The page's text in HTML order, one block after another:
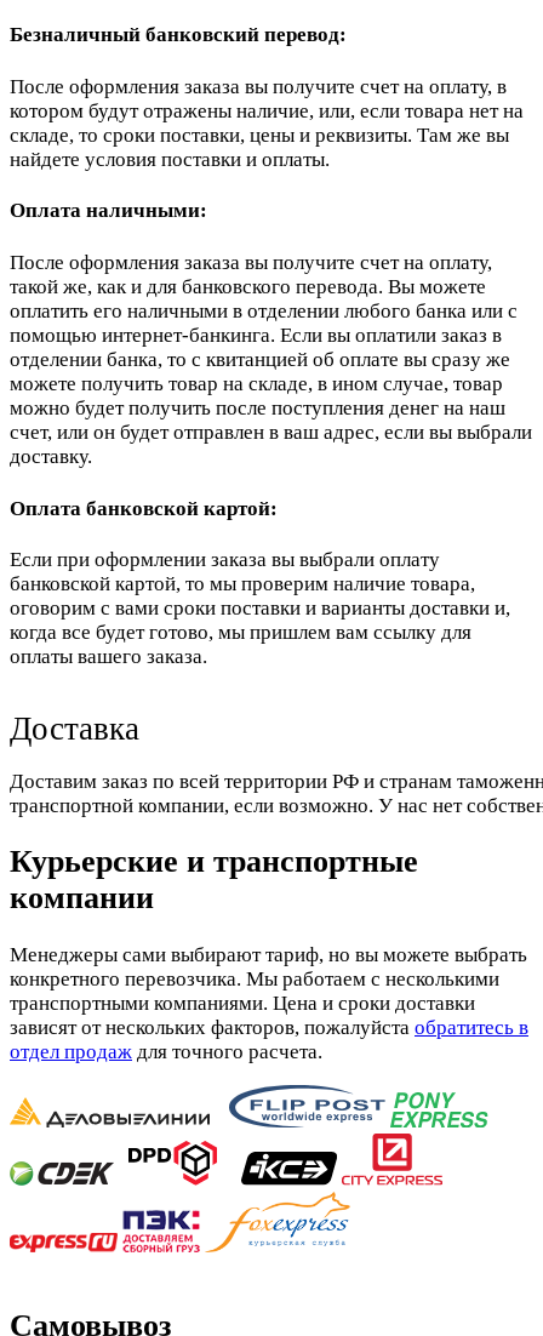
Безналичный банковский перевод:
После оформления заказа вы получите счет на оплату, в
котором будут отражены наличие, или, если товара нет на
складе, то сроки поставки, цены и реквизиты. Там же вы
найдете условия поставки и оплаты.
Оплата наличными:
После оформления заказа вы получите счет на оплату,
такой же, как и для банковского перевода. Вы можете
оплатить его наличными в отделении любого банка или с
помощью интернет-банкинга. Если вы оплатили заказ в
отделении банка, то с квитанцией об оплате вы сразу же
можете получить товар на складе, в ином случае, товар
можно будет получить после поступления денег на наш
счет, или он будет отправлен в ваш адрес, если вы выбрали
доставку.
Оплата банковской картой:
Если при оформлении заказа вы выбрали оплату
банковской картой, то мы проверим наличие товара,
оговорим с вами сроки поставки и варианты доставки и,
когда все будет готово, мы пришлем вам ссылку для
оплаты вашего заказа.
Доставка
Доставим заказ по всей территории РФ и странам
транспортной компании, если возможно. У нас нет
Курьерские и транспортные
компании
Менеджеры сами выбирают тариф, но вы можете выбрать
конкретного перевозчика. Мы работаем с несколькими
транспортными компаниями. Цена и сроки доставки
зависят от нескольких факторов, пожалуйста обратитесь в
отдел продаж для точного расчета.
Самовывоз